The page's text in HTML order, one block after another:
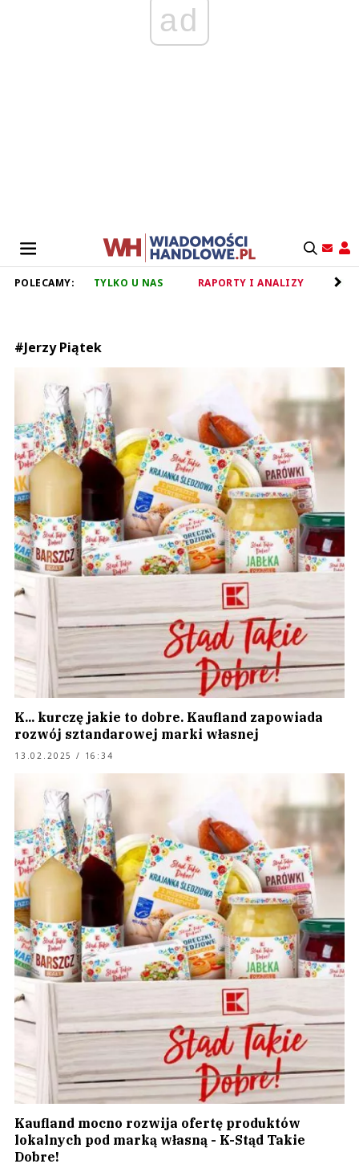
ad
POLECAMY: TYLKO U NAS RAPORTY I ANALIZY
#Jerzy Piątek
K... kurczę jakie to dobre. Kaufland zapowiada
rozwój sztandarowej marki własnej
13.02.2025 / 16:34
Kaufland mocno rozwija ofertę produktów
lokalnych pod marką własną - K-Stąd Takie
Dobre!